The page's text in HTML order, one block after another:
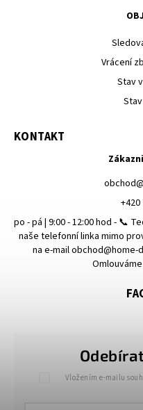
Vrácení
Stav
Vložením e-mailu
KONTAKT
obchod@
+420
po - pá | 9:00 - 12:00 hod - 📞
naše telefonní linka mimo
na e-mail